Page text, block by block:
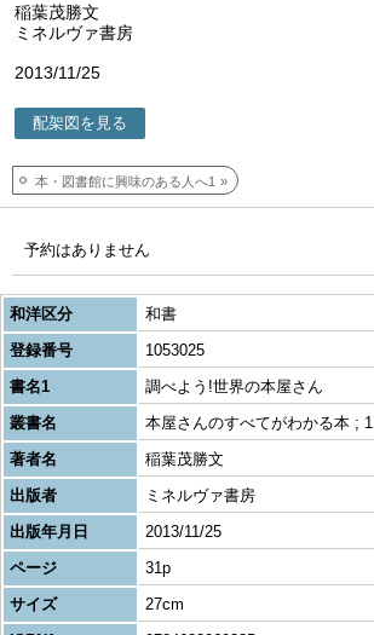
稲葉茂勝文
ミネルヴァ書房
2013/11/25
配架図を見る
本・図書館に興味のある人へ1
予約はありません
和洋区分
和書
登録番号
1053025
書名1
調べよう!世界の本屋さん
叢書名
本屋さんのすべてがわかる本 ; 1
著者名
稲葉茂勝文
出版者
ミネルヴァ書房
出版年月日
2013/11/25
ページ
31p
サイズ
27cm